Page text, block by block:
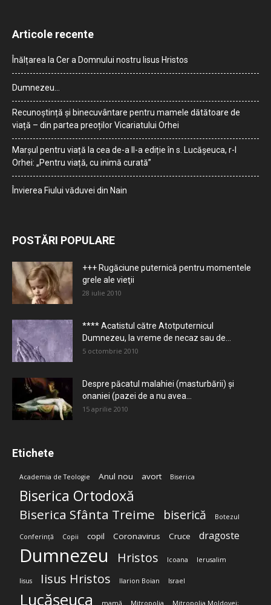
Articole recente
Înălțarea la Cer a Domnului nostru Iisus Hristos
Dumnezeu…
Recunoștință și binecuvântare pentru mamele dătătoare de
viață – din partea preoților Vicariatului Orhei
Marșul pentru viață la cea de-a II-a ediție în s. Lucășeuca, r-l
Orhei: „Pentru viață, cu inimă curată”
Învierea Fiului văduvei din Nain
POSTĂRI POPULARE
+++ Rugăciune puternică pentru momentele
grele ale vieţii
28 iulie 2010
**** Acatistul către Atotputernicul
Dumnezeu, la vreme de necaz sau de...
5 octombrie 2010
Despre păcatul malahiei (masturbării) şi
onaniei (pazei de a nu avea...
15 aprilie 2010
Etichete
Academia de Teologie Anul nou avort Biserica
Biserica Ortodoxă
Biserica Sfânta Treime biserică Botezul
Conferință Copii copil Coronavirus Cruce dragoste
Dumnezeu Hristos Icoana Ierusalim
Iisus Iisus Hristos Ilarion Boian Israel
Lucășeuca